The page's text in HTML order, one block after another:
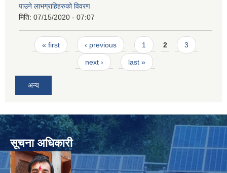
पाउने लाभग्राहिहरुको विवरण
मिति: 07/15/2020 - 07:07
Pages
« first ‹ previous 1 2 3
next › last »
अन्य
सूचना अधिकारी